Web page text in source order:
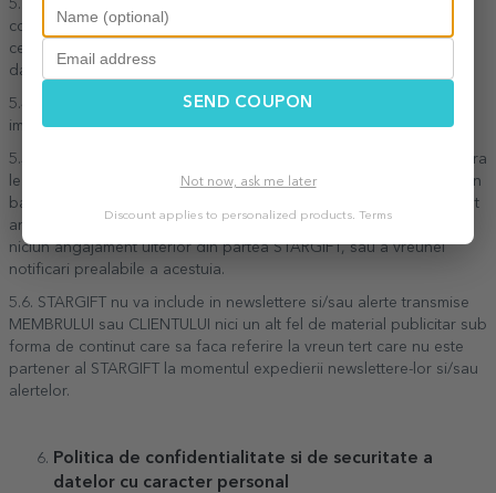
5.3.3. Prin contactarea STARGIFT, conform cu informatiile de
contactare, si fara nicio obligatie ulterioara a vreunei parti fata de
cealalta sau fara ca vreo parte sa poata sa pretinda celeilalte
daune-interese.
5.4. Renuntarea la primirea newslettere-lor si/sau alertelor nu
implica renuntarea la acceptul dat pentru DOCUMENT.
5.5. STARGIFT isi rezerva dreptul de a selectiona persoanele carora
le va trimite newslettere si/sau alerte, cat si dreptul de a elimina din
baza sa de date a oricarui MEMBRU sau CLIENT care si-a exprimat
anterior consimtamantul de a primi newslettere si/sau alerte, fara
niciun angajament ulterior din partea STARGIFT, sau a vreunei
notificari prealabile a acestuia.
5.6. STARGIFT nu va include in newslettere si/sau alerte transmise
MEMBRULUI sau CLIENTULUI nici un alt fel de material publicitar sub
forma de continut care sa faca referire la vreun tert care nu este
partener al STARGIFT la momentul expedierii newslettere-lor si/sau
alertelor.
Politica de confidentialitate si de securitate a
datelor cu caracter personal
SEND COUPON
Not now, ask me later
Discount applies to personalized products. Terms